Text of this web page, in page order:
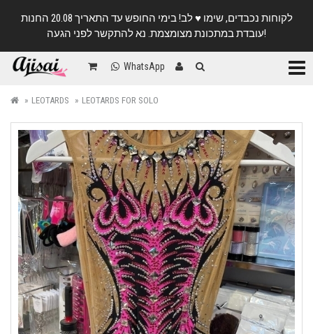
לקוחות נכבדים, שימו ♥️ לב! בימי החופש עד התאריך 20.08 החנות
עובדת במתכונת מצומצמת. נא להתקשר לפני הגעה!
WhatsApp
LEOTARDS LEOTARDS FOR SOLO